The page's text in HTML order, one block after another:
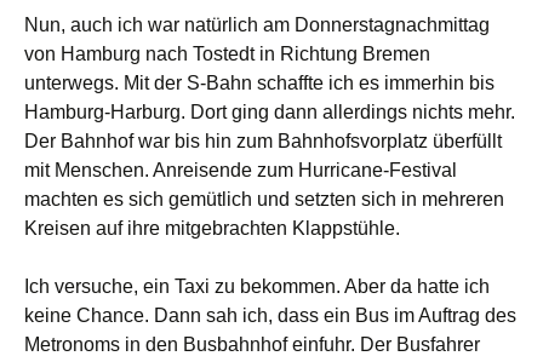
Nun, auch ich war natürlich am Donnerstagnachmittag
von Hamburg nach Tostedt in Richtung Bremen
unterwegs. Mit der S-Bahn schaffte ich es immerhin bis
Hamburg-Harburg. Dort ging dann allerdings nichts mehr.
Der Bahnhof war bis hin zum Bahnhofsvorplatz überfüllt
mit Menschen. Anreisende zum Hurricane-Festival
machten es sich gemütlich und setzten sich in mehreren
Kreisen auf ihre mitgebrachten Klappstühle.
Ich versuche, ein Taxi zu bekommen. Aber da hatte ich
keine Chance. Dann sah ich, dass ein Bus im Auftrag des
Metronoms in den Busbahnhof einfuhr. Der Busfahrer